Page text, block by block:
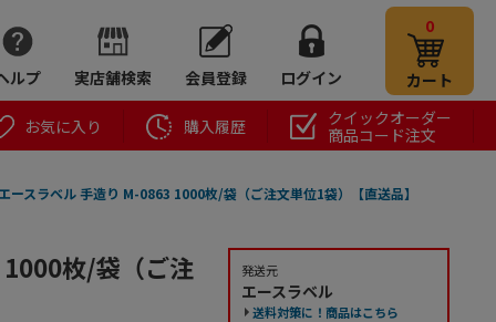
ルプ 実店舗検索 会員登録 ログイン
0
カート
お気に入り 購入履歴
クイックオーダー
商品コード注文
ースラベル 手造り M-0863 1000枚/袋（ご注文単位1袋）【直送品】
枚/袋（ご注 発送元
エースラベル
送料対策に！商品はこちら